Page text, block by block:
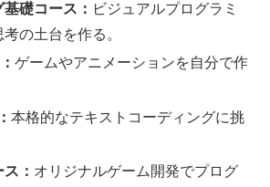
礎コース： ビジュアルプログラミ
の土台を作る。
ゲームやアニメーションを自分で作
本格的なテキストコーディングに挑
： オリジナルゲーム開発でプログ